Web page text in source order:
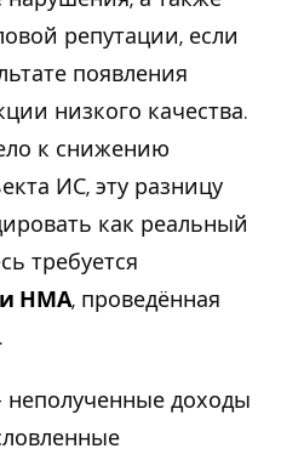
репутации, если
появления
низкого качества.
к снижению
ИС, эту разницу
как реальный
требуется
НМА, проведённая
неполученные доходы